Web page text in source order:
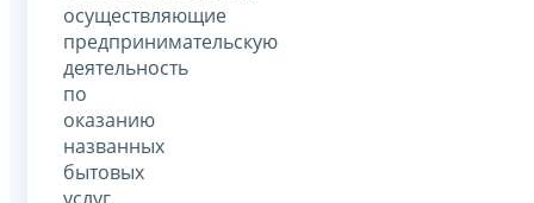
осуществляющие
предпринимательскую
деятельность
по
оказанию
названных
бытовых